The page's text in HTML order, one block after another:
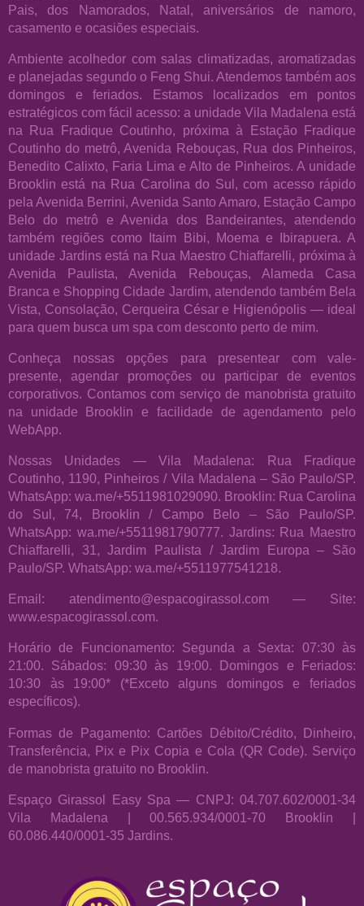
Pais, dos Namorados, Natal, aniversários de namoro,
casamento e ocasiões especiais.
Ambiente acolhedor com salas climatizadas, aromatizadas
e planejadas segundo o Feng Shui. Atendemos também aos
domingos e feriados. Estamos localizados em pontos
estratégicos com fácil acesso: a unidade Vila Madalena está
na Rua Fradique Coutinho, próxima à Estação Fradique
Coutinho do metrô, Avenida Rebouças, Rua dos Pinheiros,
Benedito Calixto, Faria Lima e Alto de Pinheiros. A unidade
Brooklin está na Rua Carolina do Sul, com acesso rápido
pela Avenida Berrini, Avenida Santo Amaro, Estação Campo
Belo do metrô e Avenida dos Bandeirantes, atendendo
também regiões como Itaim Bibi, Moema e Ibirapuera. A
unidade Jardins está na Rua Maestro Chiaffarelli, próxima à
Avenida Paulista, Avenida Rebouças, Alameda Casa
Branca e Shopping Cidade Jardim, atendendo também Bela
Vista, Consolação, Cerqueira César e Higienópolis — ideal
para quem busca um spa com desconto perto de mim.
Conheça nossas opções para presentear com vale-
presente, agendar promoções ou participar de eventos
corporativos. Contamos com serviço de manobrista gratuito
na unidade Brooklin e facilidade de agendamento pelo
WebApp.
Nossas Unidades — Vila Madalena: Rua Fradique
Coutinho, 1190, Pinheiros / Vila Madalena – São Paulo/SP.
WhatsApp: wa.me/+5511981029090. Brooklin: Rua Carolina
do Sul, 74, Brooklin / Campo Belo – São Paulo/SP.
WhatsApp: wa.me/+5511981790777. Jardins: Rua Maestro
Chiaffarelli, 31, Jardim Paulista / Jardim Europa – São
Paulo/SP. WhatsApp: wa.me/+5511977541218.
Email: atendimento@espacogirassol.com — Site:
www.espacogirassol.com.
Horário de Funcionamento: Segunda a Sexta: 07:30 às
21:00. Sábados: 09:30 às 19:00. Domingos e Feriados:
10:30 às 19:00* (*Exceto alguns domingos e feriados
específicos).
Formas de Pagamento: Cartões Débito/Crédito, Dinheiro,
Transferência, Pix e Pix Copia e Cola (QR Code). Serviço
de manobrista gratuito no Brooklin.
Espaço Girassol Easy Spa — CNPJ: 04.707.602/0001-34
Vila Madalena | 00.565.934/0001-70 Brooklin |
60.086.440/0001-35 Jardins.